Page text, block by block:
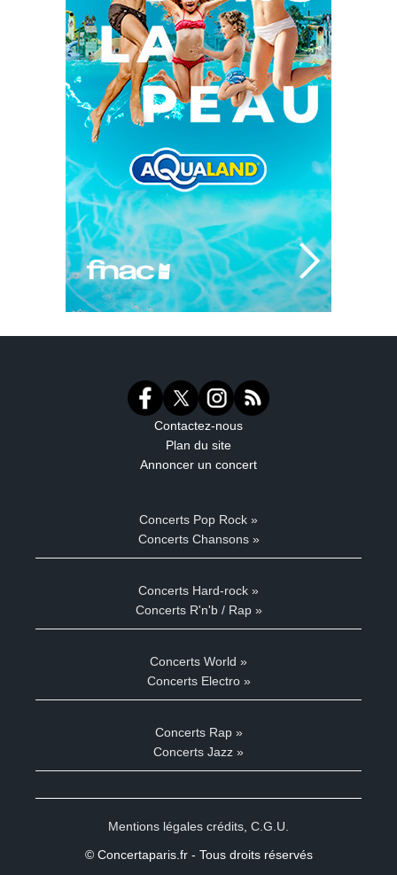
Contactez-nous
Plan du site
Annoncer un concert
Concerts Pop Rock »
Concerts Chansons »
Concerts Hard-rock »
Concerts R'n'b / Rap »
Concerts World »
Concerts Electro »
Concerts Rap »
Concerts Jazz »
Mentions légales crédits C.G.U.
© Concertaparis.fr - Tous droits réservés